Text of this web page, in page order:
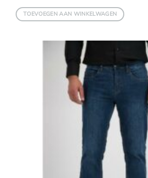
TOEVOEGEN AAN WINKELWAGEN